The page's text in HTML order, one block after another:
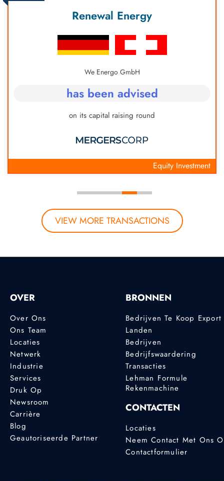
Renewal Energy
We Energo GmbH
has been advised
on its capital raising round
Equity Investment
VIEW MORE TRANSACTIONS
OVER
Over Ons
Ons Team
Locaties
Netwerk
Industrie
Services
Druk Op
Newsroom
Carrière
Blog
Geautoriseerde Partner
BRONNEN
Bedrijven Te Koop Export
Landen
Bedrijven
Bedrijfswaardering
Transacties
Lehman Formule
Rekenmachine
CONTACTEN
Locaties
Neem Contact Met Ons
Contactformulier